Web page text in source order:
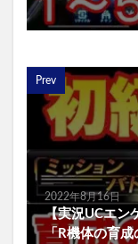
Prev
2022年8月16日
【実況UCエン
「R機体の育成